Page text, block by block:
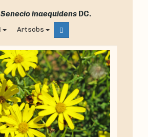
Senecio inaequidens DC.
Artsobs